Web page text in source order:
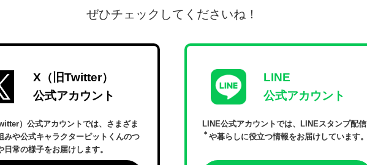
ぜひチェックしてくださいね！
X（旧Twitter）
公式アカウント
）公式アカウントでは、さまざま
みや公式キャラクターピットくんのつ
日常の様子をお届けします。
LINE
公式アカウント
LINE公式アカウントでは、LINEスタンプ配信
＊ や暮らしに役立つ情報をお届けしています。